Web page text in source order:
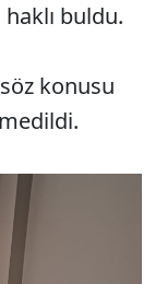
buldu.
konusu